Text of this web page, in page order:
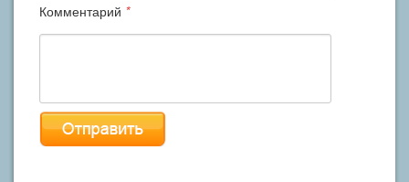
Комментарий *